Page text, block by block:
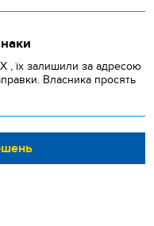
, їх залишили за адресою
Власника просять